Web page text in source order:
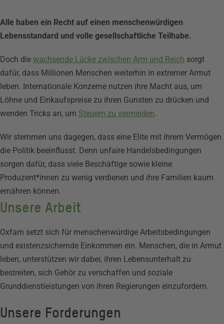
Alle haben ein Recht auf einen menschenwürdigen
Lebensstandard und volle gesellschaftliche Teilhabe.
Doch die wachsende Lücke zwischen Arm und Reich sorgt
dafür, dass Millionen Menschen weiterhin in extremer Armut
leben. Internationale Konzerne nutzen ihre Macht aus, um
Löhne und Einkaufspreise zu ihren Gunsten zu drücken und
wenden Tricks an, um Steuern zu vermeiden.
Wir stemmen uns dagegen, dass eine Elite mit ihrem Vermögen
die Politik beeinflusst. Denn unfaire Handelsbedingungen
sorgen dafür, dass viele Beschäftige sowie kleine
Produzent*innen zu wenig verdienen und ihre Familien kaum
ernähren können.
Unsere Arbeit
Oxfam setzt sich für menschenwürdige Arbeitsbedingungen
und existenzsichernde Einkommen ein. Menschen, die in Armut
leben, unterstützen wir dabei, ihren Lebensunterhalt zu
bestreiten, sich Gehör zu verschaffen und soziale
Grunddienstleistungen von ihren Regierungen einzufordern.
Unsere Forderungen